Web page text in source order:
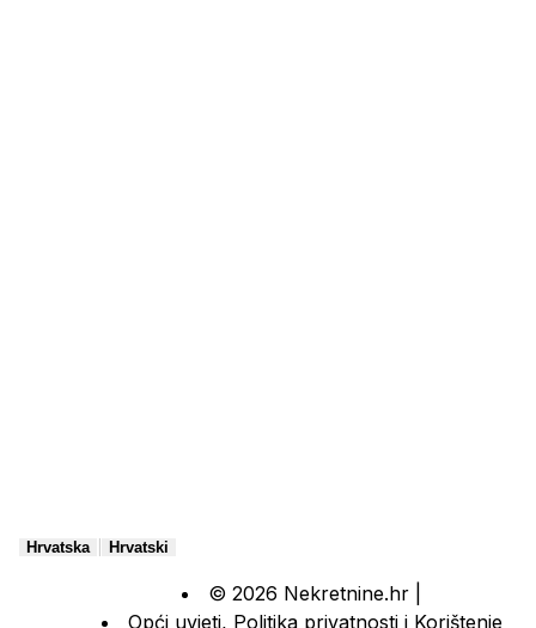
Hrvatska Hrvatski
© 2026 Nekretnine.hr |
Opći uvjeti, Politika privatnostii Korištenje